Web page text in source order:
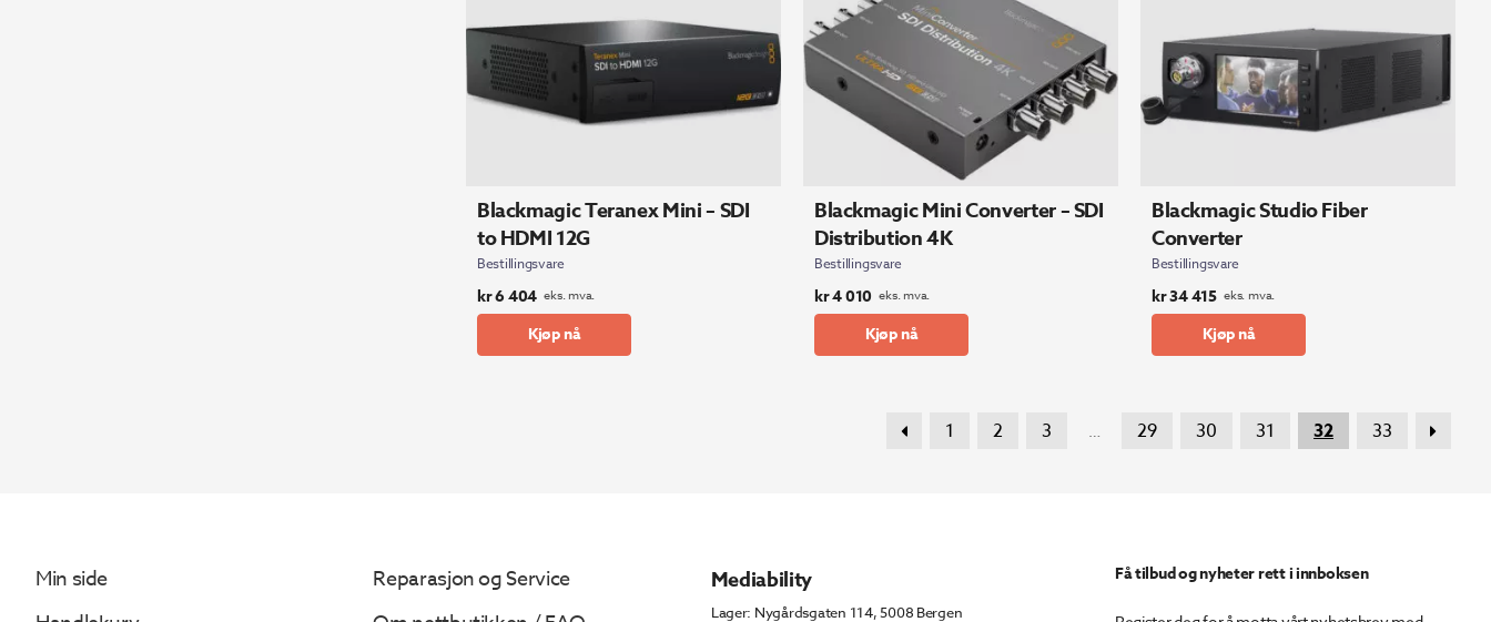
Blackmagic Teranex Mini – SDI
to HDMI 12G
Bestillingsvare
kr6 404 eks. mva.
Kjøp nå
Blackmagic Mini Converter – SDI
Distribution 4K
Bestillingsvare
kr4 010 eks. mva.
Kjøp nå
Blackmagic Studio Fiber
Converter
Bestillingsvare
kr34 415 eks. mva.
Kjøp nå
1 2 3 29 30 31 32 33
Min side
Reparasjon og Service
Mediability
Lager: Nygårdsgaten 114, 5008 Bergen
Få tilbud og nyheter rett i innboksen